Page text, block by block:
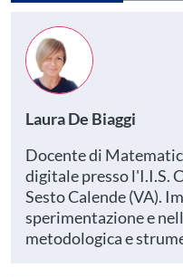
Laura De Biaggi
Docente di
digitale presso l'I.I.S.
Sesto Calende (VA).
sperimentazione e
metodologica e